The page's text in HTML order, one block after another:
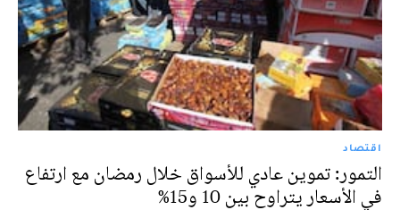
اقتصاد
التمور: تموين عادي للأسواق خلال رمضان مع ارتفاع
في الأسعار يتراوح بين 10 و15%